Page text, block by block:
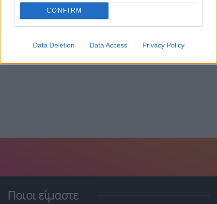
CONFIRM
Data Deletion Data Access Privacy Policy
Ζάκυνθος: Συνελήφθη 45χρονος για εμπρησμό
ασθενοφόρου
Ποιοι είμαστε